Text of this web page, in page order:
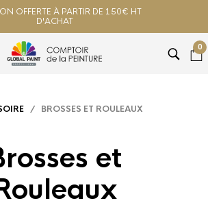
OFFERTE À PARTIR DE 150€ HT
D'ACHAT
0
/ BROSSES ET ROULEAUX
et